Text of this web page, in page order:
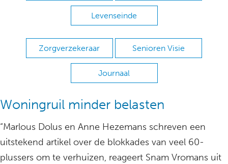
Levenseinde
Zorgverzekeraar Senioren Visie
Journaal
Woningruil minder belasten
“Marlous Dolus en Anne Hezemans schreven een
uitstekend artikel over de blokkades van veel 60-
plussers om te verhuizen, reageert Snam Vromans uit